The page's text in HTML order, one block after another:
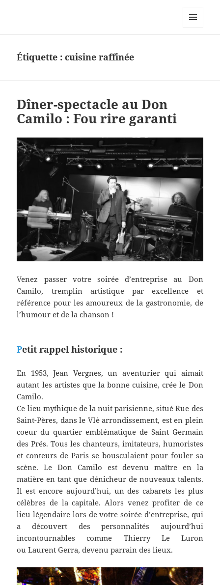
Korporate Events – Nos actualités
Étiquette :cuisine raffinée
Dîner-spectacle au Don
Camilo : Fou rire garanti
Venez passer votre soirée d’entreprise au Don
Camilo, tremplin artistique par excellence et
référence pour les amoureux de la gastronomie, de
l’humour et de la chanson !
Petit rappel historique :
En 1953, Jean Vergnes, un aventurier qui aimait
autant les artistes que la bonne cuisine, crée le Don
Camilo.
Ce lieu mythique de la nuit parisienne, situé Rue des
Saint-Pères, dans le VIè arrondissement, est en plein
coeur du quartier emblématique de Saint Germain
des Prés. Tous les chanteurs, imitateurs, humoristes
et conteurs de Paris se bousculaient pour fouler sa
scène. Le Don Camilo est devenu maître en la
matière en tant que dénicheur de nouveaux talents.
Il est encore aujourd’hui, un des cabarets les plus
célèbres de la capitale. Alors venez profiter de ce
lieu légendaire lors de votre soirée d’entreprise, qui
a découvert des personnalités aujourd’hui
incontournables comme Thierry Le Luron
ou Laurent Gerra, devenu parrain des lieux.